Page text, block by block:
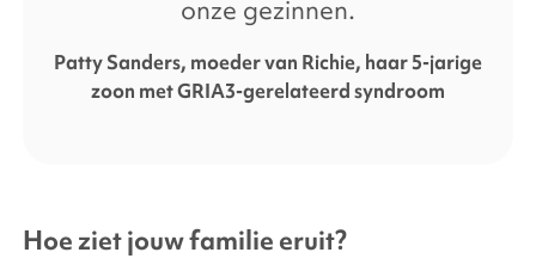
onze gezinnen.
Patty Sanders, moeder van Richie, haar 5-jarige
zoon met GRIA3-gerelateerd syndroom
Hoe ziet jouw familie eruit?